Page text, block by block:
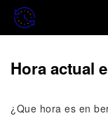
Hora actual
¿Que hora es en